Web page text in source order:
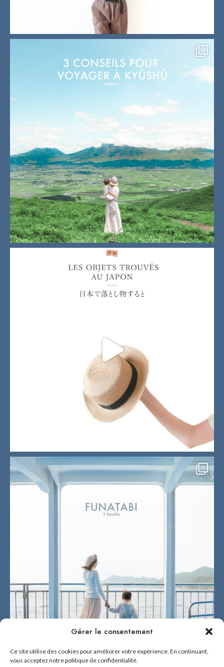
Gérer le consentement
Ce site utilise des cookies pour améliorer votre expérience. En continuant,
vous acceptez notre politique de confidentialité.